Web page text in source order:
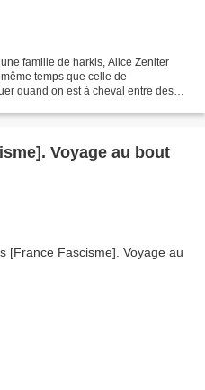
famille de harkis, Alice Zeniter
temps que celle de
quand on est à cheval entre des
Voyage au bout